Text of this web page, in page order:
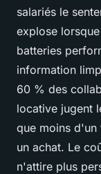
salariés le
explose
batteries
information
60 % des
locative jugent
que moins d'un
un achat. Le
n'attire plus